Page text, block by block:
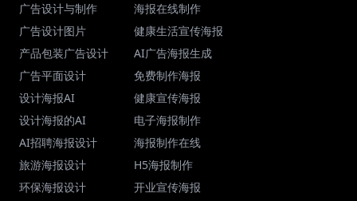
广告设计与制作
广告设计图片
产品包装广告设计
广告平面设计
设计海报AI
设计海报的AI
AI招聘海报设计
旅游海报设计
环保海报设计
海报在线制作
健康生活宣传海报
AI广告海报生成
免费制作海报
健康宣传海报
电子海报制作
海报制作在线
H5海报制作
开业宣传海报